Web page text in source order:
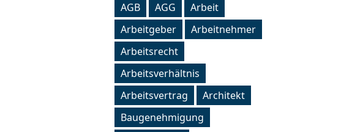
AGB AGG
Arbeit
Arbeitgeber
Arbeitnehmer
Arbeitsrecht
Arbeitsverhältnis
Arbeitsvertrag
Architekt
Baugenehmigung